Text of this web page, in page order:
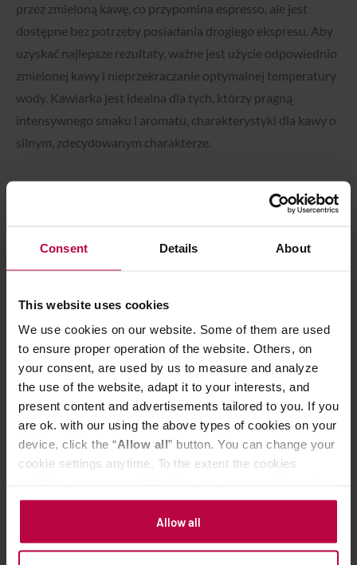
Consent Details About
This website uses cookies
We use cookies on our website. Some of them are used
to ensure proper operation of the website. Others, on
your consent, are used by us to measure and analyze
the use of the website, adapt it to your interests, and
present content and advertisements tailored to you. If you
are ok. with our using the above types of cookies on your
device, click the “Allow all” button. You can change your
cookie settings anytime. To the extent the cookies
the controller’s (namely, ALL GOOD S.A., ul.
Mazowiecka 24I/U9, 78-100 Kołobrzeg) or third parties’
legitimate interests which are to ensure a high quality of
Allow all
przez zmieloną kawę, co przypomina espresso, ale jest
dostępne bez potrzeby posiadania drogiego ekspresu. Aby
uzyskać najlepsze rezultaty, ważne jest użycie odpowiednio
zmielonej kawy i nieprzekraczanie optymalnej temperatury
wody. Kawiarka jest idealna dla tych, którzy pragną
intensywnego smaku i aromatu, charakterystyki dla kawy o
silnym, zdecydowanym charakterze.
Dopasuj metodę do swoich preferencji
wszystko zależy od tego, co cenisz sobie najbardziej w kawie
i jakie doświadczenia chcesz z niej czerpać.
SHARE TWEET
Dominik Ropela
Prawnik z duszą marketingowca. W Coffeedesk